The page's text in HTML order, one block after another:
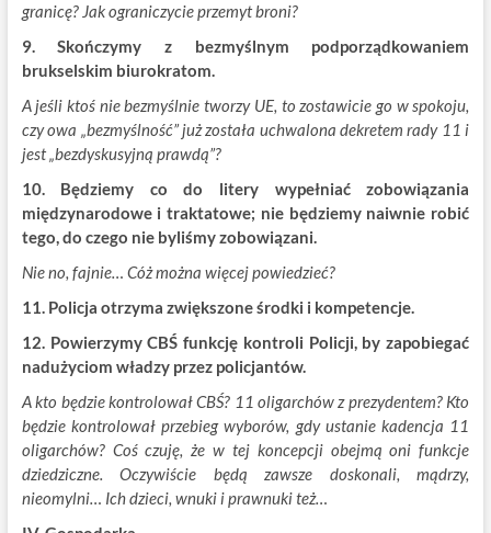
granicę? Jak ograniczycie przemyt broni?
9. Skończymy z bezmyślnym podporządkowaniem
brukselskim biurokratom.
A jeśli ktoś nie bezmyślnie tworzy UE, to zostawicie go w spokoju,
czy owa „bezmyślność” już została uchwalona dekretem rady 11 i
jest „bezdyskusyjną prawdą”?
10. Będziemy co do litery wypełniać zobowiązania
międzynarodowe i traktatowe; nie będziemy naiwnie robić
tego, do czego nie byliśmy zobowiązani.
Nie no, fajnie… Cóż można więcej powiedzieć?
11. Policja otrzyma zwiększone środki i kompetencje.
12. Powierzymy CBŚ funkcję kontroli Policji, by zapobiegać
nadużyciom władzy przez policjantów.
A kto będzie kontrolował CBŚ? 11 oligarchów z prezydentem? Kto
będzie kontrolował przebieg wyborów, gdy ustanie kadencja 11
oligarchów? Coś czuję, że w tej koncepcji obejmą oni funkcje
dziedziczne. Oczywiście będą zawsze doskonali, mądrzy,
nieomylni… Ich dzieci, wnuki i prawnuki też…